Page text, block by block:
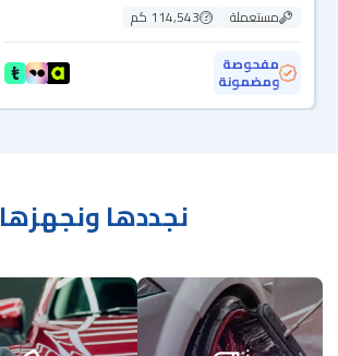
مستعملة
114,543 كم
مفحوصة
ومضمونة
نجددها ونجهزها